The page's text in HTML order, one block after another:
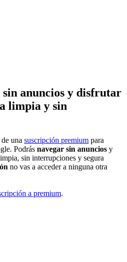
sin anuncios y disfrutar
limpia y sin
una suscripción premium para
Podrás navegar sin anuncios y
sin interrupciones y segura
no vas a acceder a ninguna otra
a premium.